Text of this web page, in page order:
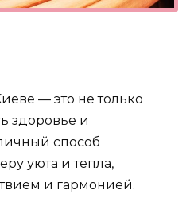
— это не только
здоровье и
способ
уюта и тепла,
и гармонией.